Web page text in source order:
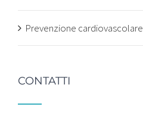
Prevenzione cardiovascolare
CONTATTI